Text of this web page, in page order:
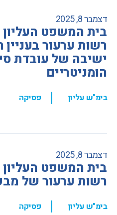
דצמבר 8, 2025
בית המשפט
רשות ערעור בעניין
ישיבה של עובדת
הומניטריים
בימ"ש עליון , פסיקה
דצמבר 8, 2025
בית המשפט
רשות ערעור של
בימ"ש עליון , פסיקה